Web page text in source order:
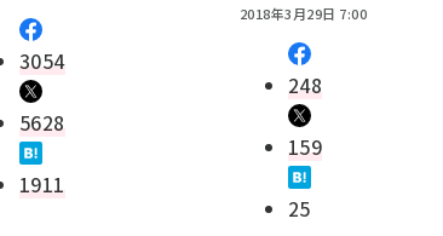
3054
5628
1911
2018年3月29日 7:00
248
159
25